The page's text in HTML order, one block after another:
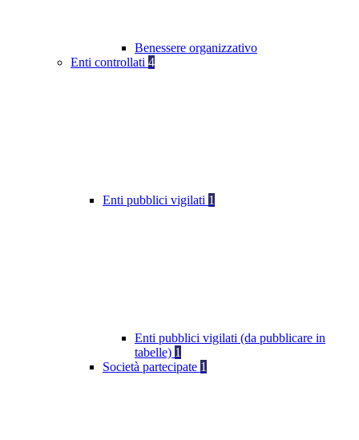
Benessere organizzativo
Enti controllati 4
Enti pubblici vigilati 1
Enti pubblici vigilati (da pubblicare in
tabelle) 1
Società partecipate 1